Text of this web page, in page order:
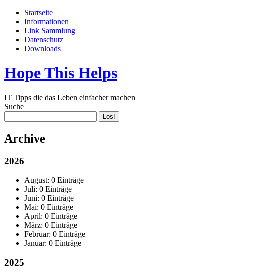
Startseite
Informationen
Link Sammlung
Datenschutz
Downloads
Hope This Helps
IT Tipps die das Leben einfacher machen
Suche
Archive
2026
August: 0 Einträge
Juli: 0 Einträge
Juni: 0 Einträge
Mai: 0 Einträge
April: 0 Einträge
März: 0 Einträge
Februar: 0 Einträge
Januar: 0 Einträge
2025